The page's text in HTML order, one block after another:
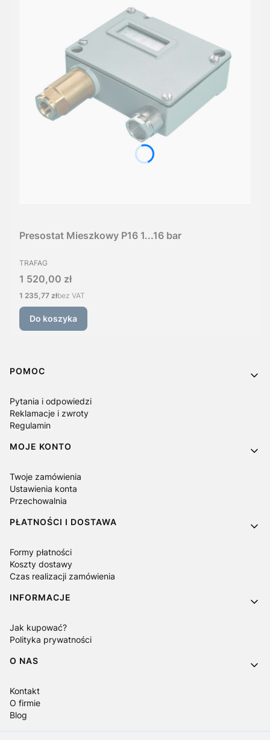
Presostat Mieszkowy P16 1...16 bar
PRODUCENT
TRAFAG
Cena
1 520,00 zł
Cena
1 235,77 złbez VAT
Do koszyka
Linki w stopce
POMOC
Pytania i odpowiedzi
Reklamacje i zwroty
Regulamin
MOJE KONTO
Twoje zamówienia
Ustawienia konta
Przechowalnia
PŁATNOŚCI I DOSTAWA
Formy płatności
Koszty dostawy
Czas realizacji zamówienia
INFORMACJE
Jak kupować?
Polityka prywatności
O NAS
Kontakt
O firmie
Blog